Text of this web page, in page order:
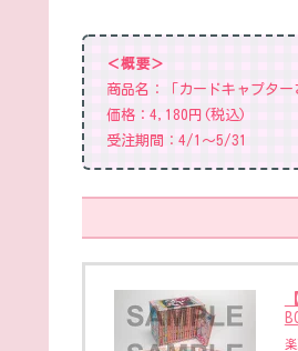
＜概要＞
商品名：「カードキャプタ
価格：4,180円(税込)
受注期間：4/1〜5/31